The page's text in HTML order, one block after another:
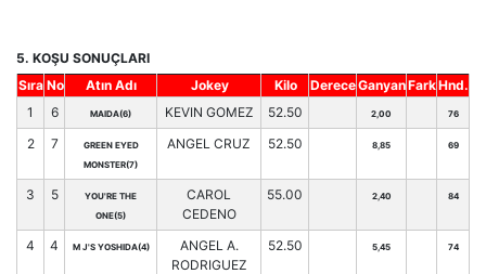
5. KOŞU SONUÇLARI
Sıra No Atın Adı Jokey Kilo DereceGanyanFarkHnd.
1
6 MAIDA(6) KEVIN GOMEZ 52.50 2,00 76
2 7
GREEN EYED
MONSTER(7)
ANGEL CRUZ 52.50 8,85 69
3 5
YOU'RE THE
ONE(5)
CAROL
CEDENO
55.00 2,40 84
4 4 M J'S YOSHIDA(4)
ANGEL A.
RODRIGUEZ
52.50 5,45 74